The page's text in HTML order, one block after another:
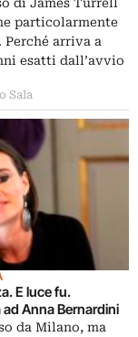
di James Turrell
particolarmente
arriva a
esatti dall’avvio
Sala
E luce fu.
Anna Bernardini
da Milano, ma